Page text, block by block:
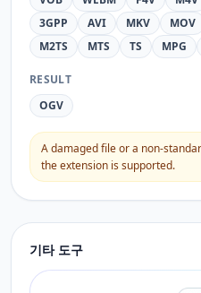
3GPP
AVI MKV MOV
M2TS
MTS TS MPG
RESULT
OGV
A damaged file or a non-
the extension is supported.
기타 도구